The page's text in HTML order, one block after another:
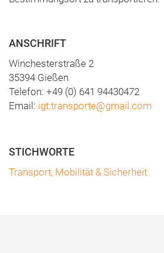
ANSCHRIFT
Winchesterstraße 2
35394 Gießen
Telefon: +49 (0) 641 94430472
Email: igt.transporte@gmail.com
Transport, Mobilität & Sicherheit